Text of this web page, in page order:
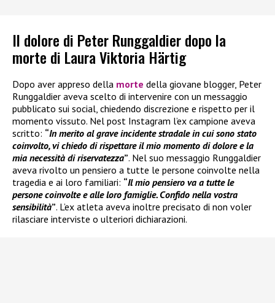
Il dolore di Peter Runggaldier dopo la
morte di Laura Viktoria Härtig
Dopo aver appreso della morte della giovane blogger, Peter
Runggaldier aveva scelto di intervenire con un messaggio
pubblicato sui social, chiedendo discrezione e rispetto per il
momento vissuto. Nel post Instagram l’ex campione aveva
scritto: “In merito al grave incidente stradale in cui sono stato
coinvolto, vi chiedo di rispettare il mio momento di dolore e la
mia necessità di riservatezza”. Nel suo messaggio Runggaldier
aveva rivolto un pensiero a tutte le persone coinvolte nella
tragedia e ai loro familiari: “Il mio pensiero va a tutte le
persone coinvolte e alle loro famiglie. Confido nella vostra
sensibilità”. L’ex atleta aveva inoltre precisato di non voler
rilasciare interviste o ulteriori dichiarazioni.